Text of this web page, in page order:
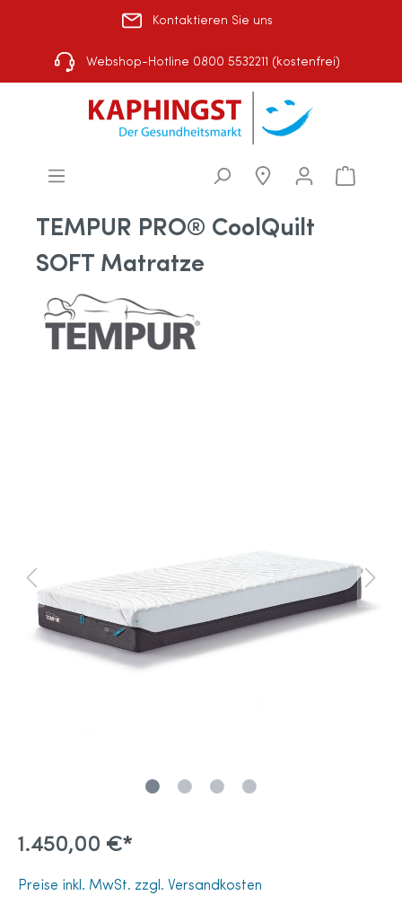
Kontaktieren Sie uns
Webshop-Hotline 0800 5532211 (kostenfrei)
TEMPUR PRO® CoolQuilt
SOFT Matratze
1.450,00 €*
Preise inkl. MwSt. zzgl. Versandkosten